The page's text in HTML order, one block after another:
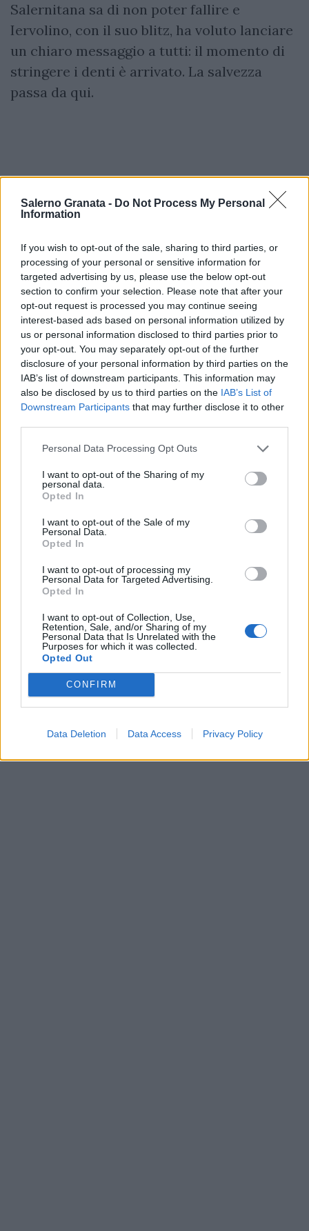
Salerno Granata - Do Not Process My Personal
Information
If you wish to opt-out of the sale, sharing to third parties, or
processing of your personal or sensitive information for
targeted advertising by us, please use the below opt-out
section to confirm your selection. Please note that after your
opt-out request is processed you may continue seeing
interest-based ads based on personal information utilized by
us or personal information disclosed to third parties prior to
your opt-out. You may separately opt-out of the further
disclosure of your personal information by third parties on the
IAB’s list of downstream participants. This information may
also be disclosed by us to third parties on the IAB’s List of
Downstream Participants that may further disclose it to other
Personal Data Processing Opt Outs
I want to opt-out of the Sharing of my
personal data.
Opted In
I want to opt-out of the Sale of my
Personal Data.
Opted In
I want to opt-out of processing my
Personal Data for Targeted Advertising.
Opted In
I want to opt-out of Collection, Use,
Retention, Sale, and/or Sharing of my
Personal Data that Is Unrelated with the
Purposes for which it was collected.
Opted Out
CONFIRM
Data Deletion Data Access Privacy Policy
Salernitana sa di non poter fallire e
Iervolino, con il suo blitz, ha voluto lanciare
un chiaro messaggio a tutti: il momento di
stringere i denti è arrivato. La salvezza
passa da qui.